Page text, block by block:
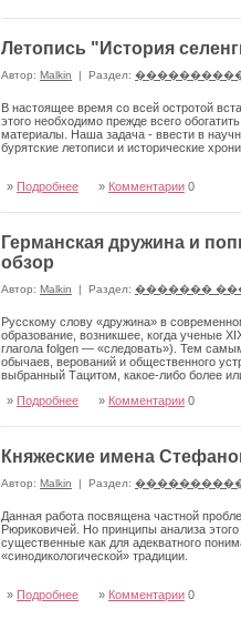
Летопись "История
Автор: Malkin | Раздел:
В настоящее время со всей остротой
этого необходимо прежде всего
материалы. Наша задача - ввести в
бурятские лето­писи и исторические
» Подробнее » Комментарии 0
Германская дружина и
обзор
Автор: Malkin | Раздел: �������
Русскому слову «дружина» в
образование, воз­никшее, когда ученые
глагола folgen — «следовать»). Тем
обычаев, верований и общественного
выбранный Тацитом, какое-либо более
» Подробнее » Комментарии 0
Княжеские имена
Автор: Malkin | Раздел:
Данная работа посвящена частной
Рюриковичей. Но принципы анализа
существенные как для адекватного
«синодикологической» традиции.
» Подробнее » Комментарии 0